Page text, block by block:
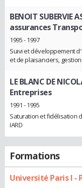
BENOIT SUBERVIE
assurances
1995 - 1997
Suivi et développement
et de plaisanciers,
LE BLANC DE
Entreprises
1991 - 1995
Saturation et fidélisation
IARD
Formations
Université Paris I -